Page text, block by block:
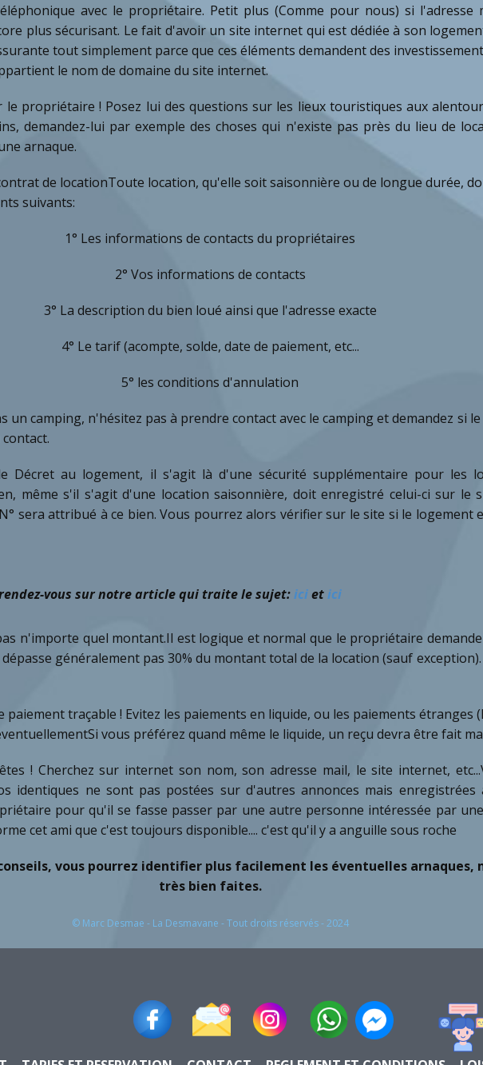
avec le propriétaire. Petit plus (Comme pour nous) si
plus sécurisant. Le fait d'avoir un site internet qui est dédiée à son
tout simplement parce que ces éléments demandent des
le nom de domaine du site internet.
propriétaire ! Posez lui des questions sur les lieux touristiques aux
demandez-lui par exemple des choses qui n'existe pas près du lieu de
arnaque.
de locationToute location, qu'elle soit saisonnière ou de longue durée,
suivants:
1° Les informations de contacts du propriétaires
2° Vos informations de contacts
3° La description du bien loué ainsi que l'adresse exacte
4° Le tarif (acompte, solde, date de paiement, etc...
5° les conditions d'annulation
un camping, n'hésitez pas à prendre contact avec le camping et demandez si
Décret au logement, il s'agit là d'une sécurité supplémentaire pour les
même s'il s'agit d'une location saisonnière, doit enregistré celui-ci sur le
sera attribué à ce bien. Vous pourrez alors vérifier sur le site si le logement
vous sur notre article qui traite le sujet:icietici
n'importe quel montant.Il est logique et normal que le propriétaire
généralement pas 30% du montant total de la location (sauf
paiement traçable ! Evitez les paiements en liquide, ou les paiements étranges
vous préférez quand même le liquide, un reçu devra être fait
! Cherchez sur internet son nom, son adresse mail, le site internet,
identiques ne sont pas postées sur d'autres annonces mais
pour qu'il se fasse passer par une autre personne intéressée par
cet ami que c'est toujours disponible.... c'est qu'il y a anguille sous roche
vous pourrez identifier plus facilement les éventuelles arnaques,
très bien faites.
© Marc Desmae - La Desmavane - Tout droits réservés - 2024